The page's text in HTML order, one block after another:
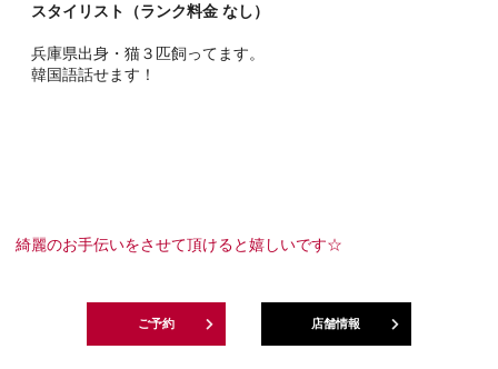
スタイリスト（ランク料金 なし）
兵庫県出身・猫３匹飼ってます。
韓国語話せます！
綺麗のお手伝いをさせて頂けると嬉しいです☆
ご予約 店舗情報